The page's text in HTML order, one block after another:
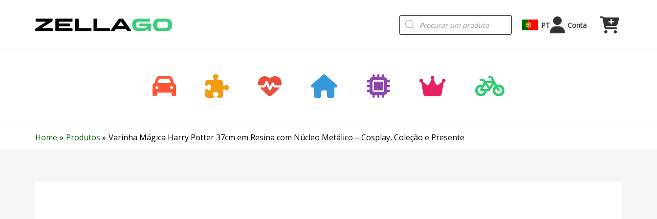
Products
search PT Conta
Home Produtos Varinha Mágica Harry Potter 37cm em Resina com Núcleo Metálico – Cosplay, Coleção e Presente